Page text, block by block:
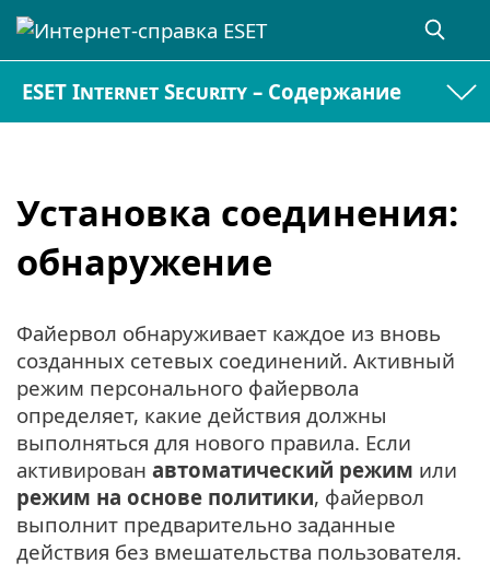
ESET Internet Security – Содержание
Установка соединения:
обнаружение
Файервол обнаруживает каждое из вновь
созданных сетевых соединений. Активный
режим персонального файервола
определяет, какие действия должны
выполняться для нового правила. Если
активирован автоматический режим или
режим на основе политики, файервол
выполнит предварительно заданные
действия без вмешательства пользователя.